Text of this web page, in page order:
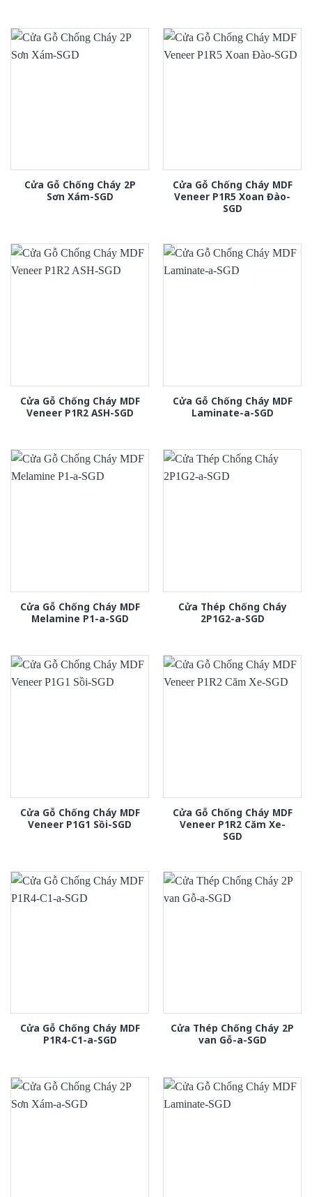
Cửa Gỗ Chống Cháy 2P
Sơn Xám-SGD
Cửa Gỗ Chống Cháy MDF
Veneer P1R5 Xoan Đào-
SGD
Cửa Gỗ Chống Cháy MDF
Veneer P1R2 ASH-SGD
Cửa Gỗ Chống Cháy MDF
Laminate-a-SGD
Cửa Gỗ Chống Cháy MDF
Melamine P1-a-SGD
Cửa Thép Chống Cháy
2P1G2-a-SGD
Cửa Gỗ Chống Cháy MDF
Veneer P1G1 Sồi-SGD
Cửa Gỗ Chống Cháy MDF
Veneer P1R2 Căm Xe-
SGD
Cửa Gỗ Chống Cháy MDF
P1R4-C1-a-SGD
Cửa Thép Chống Cháy 2P
van Gỗ-a-SGD